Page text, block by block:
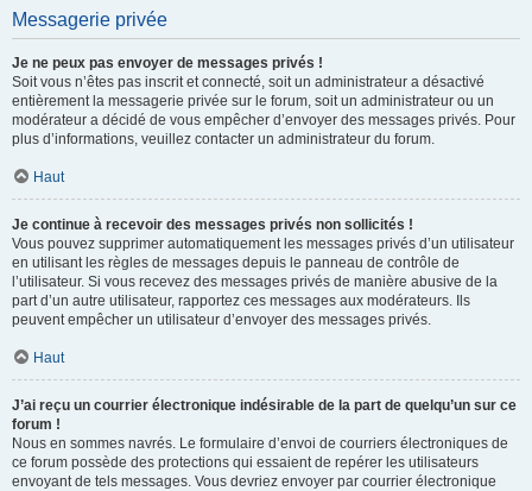
Messagerie privée
Je ne peux pas envoyer de messages privés !
Soit vous n’êtes pas inscrit et connecté, soit un administrateur a désactivé
entièrement la messagerie privée sur le forum, soit un administrateur ou un
modérateur a décidé de vous empêcher d’envoyer des messages privés. Pour
plus d’informations, veuillez contacter un administrateur du forum.
Haut
Je continue à recevoir des messages privés non sollicités !
Vous pouvez supprimer automatiquement les messages privés d’un utilisateur
en utilisant les règles de messages depuis le panneau de contrôle de
l’utilisateur. Si vous recevez des messages privés de manière abusive de la
part d’un autre utilisateur, rapportez ces messages aux modérateurs. Ils
peuvent empêcher un utilisateur d’envoyer des messages privés.
Haut
J’ai reçu un courrier électronique indésirable de la part de quelqu’un sur ce
forum !
Nous en sommes navrés. Le formulaire d’envoi de courriers électroniques de
ce forum possède des protections qui essaient de repérer les utilisateurs
envoyant de tels messages. Vous devriez envoyer par courrier électronique